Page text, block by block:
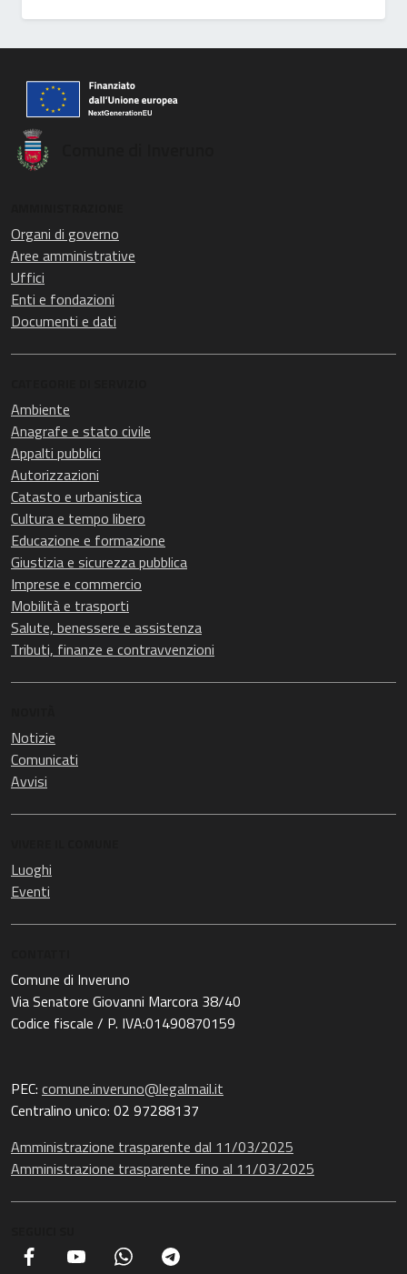
Organi di governo
Aree amministrative
Uffici
Enti e fondazioni
Documenti e dati
Ambiente
Anagrafe e stato civile
Appalti pubblici
Autorizzazioni
Catasto e urbanistica
Cultura e tempo libero
Educazione e formazione
Giustizia e sicurezza pubblica
Imprese e commercio
Mobilità e trasporti
Salute, benessere e assistenza
Tributi, finanze e contravvenzioni
Notizie
Comunicati
Avvisi
Luoghi
Eventi
Comune di Inveruno
Via Senatore Giovanni Marcora 38/40
Codice fiscale / P. IVA:01490870159
PEC: comune.inveruno@legalmail.it
Centralino unico: 02 97288137
Amministrazione trasparente dal 11/03/2025
Amministrazione trasparente fino al 11/03/2025
Facebook YouTube Whatsapp